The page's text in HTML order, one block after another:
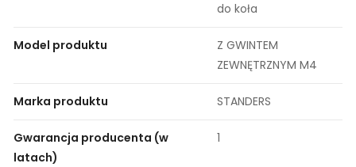
do koła
Model produktu
Z GWINTEM
ZEWNĘTRZNYM M4
Marka produktu STANDERS
Gwarancja producenta (w
latach)
1